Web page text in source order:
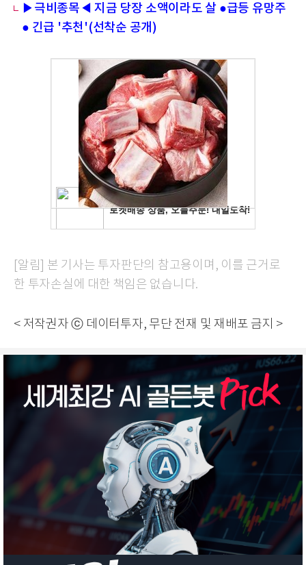
▶극비종목◀ 지금 당장 소액이라도 살 ●급등 유망주
● 긴급 '추천'(선착순 공개)
[알림] 본 기사는 투자판단의 참고용이며, 이를 근거로
한 투자손실에 대한 책임은 없습니다.
< 저작권자 ⓒ 데이터투자, 무단 전재 및 재배포 금지 >